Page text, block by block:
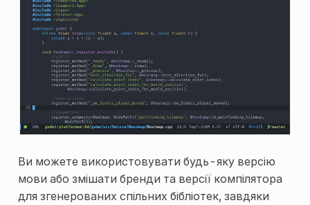
Ви можете використовувати будь-яку версію
мови або змішати бренди та версії компілятора
для згенерованих спільних бібліотек, завдяки